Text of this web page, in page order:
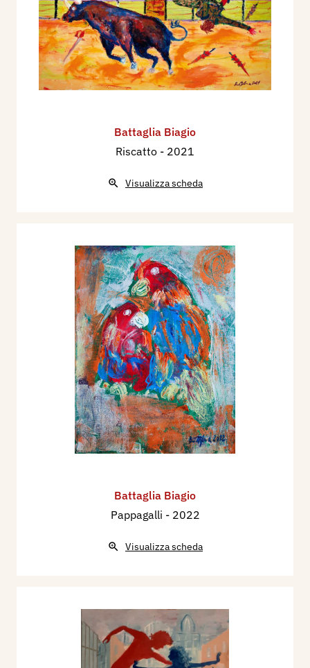
Battaglia Biagio
Riscatto - 2021
Visualizza scheda
Battaglia Biagio
Pappagalli - 2022
Visualizza scheda